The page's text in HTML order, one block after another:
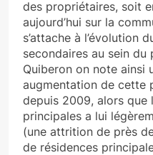
des propriétaires, soit
aujourd’hui sur la
s’attache à l’évolution
secondaires au sein
Quiberon on note ainsi
augmentation de cette
depuis 2009, alors que
principales a lui
(une attrition de près
de résidences